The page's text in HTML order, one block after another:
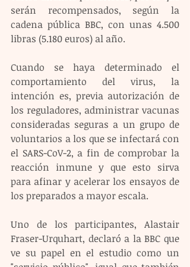
serán recompensados, según la
cadena pública BBC, con unas 4.500
libras (5.180 euros) al año.
Cuando se haya determinado el
comportamiento del virus, la
intención es, previa autorización de
los reguladores, administrar vacunas
consideradas seguras a un grupo de
voluntarios a los que se infectará con
el SARS-CoV-2, a fin de comprobar la
reacción inmune y que esto sirva
para afinar y acelerar los ensayos de
los preparados a mayor escala.
Uno de los participantes, Alastair
Fraser-Urquhart, declaró a la BBC que
ve su papel en el estudio como un